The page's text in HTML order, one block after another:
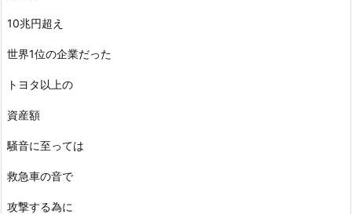
10兆円超え
世界1位の企業だった
トヨタ以上の
資産額
騒音に至っては
救急車の音で
攻撃する為に